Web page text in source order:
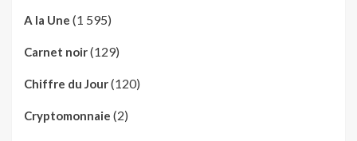
A la Une (1 595)
Carnet noir(129)
Chiffre du Jour(120)
Cryptomonnaie (2)